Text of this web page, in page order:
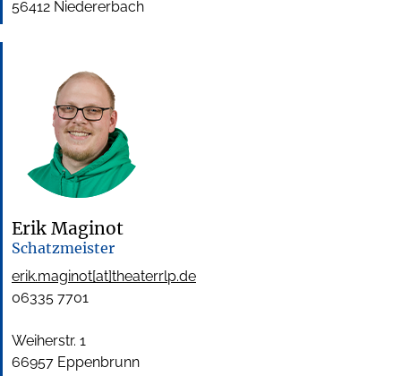
56412 Niedererbach
Erik Maginot
Schatzmeister
erik.maginot[at]theaterrlp.de
06335 7701
Weiherstr. 1
66957 Eppenbrunn